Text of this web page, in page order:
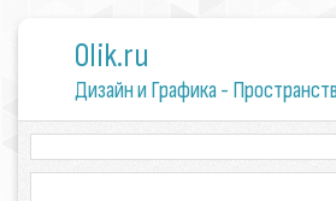
0lik.ru
Дизайн и Графика -